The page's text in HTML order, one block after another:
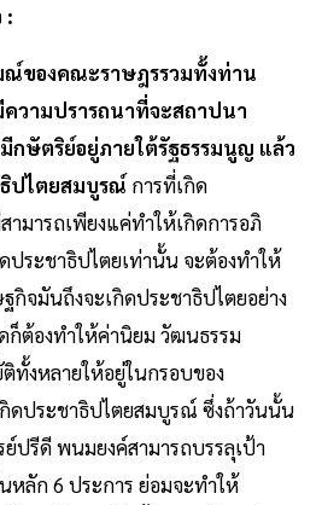
:
ณ์ของคณะราษฎรรวมทั้งท่าน
วามปรารถนาที่จะสถาปนา
กษัตริย์อยู่ภายใต้รัฐธรรมนูญ แล้ว
ธิปไตยสมบูรณ์ การที่เกิด
มารถเพียงแค่ทำให้เกิดการอภิ
ประชาธิปไตยเท่านั้น จะต้องทำให้
กิจมันถึงจะเกิดประชาธิปไตยอย่าง
ต้องทำให้ค่านิยม วัฒนธรรม
ทั้งหลายให้อยู่ในกรอบของ
ดประชาธิปไตยสมบูรณ์ ซึ่งถ้าวันนั้น
ปรีดี พนมยงค์สามารถบรรลุเป้า
หลัก 6 ประการ ย่อมจะทำให้